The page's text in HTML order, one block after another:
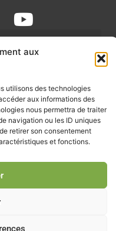
aux
utilisons des technologies
aux informations des
nous permettra de traiter
navigation ou les ID uniques
retirer son consentement
et fonctions.
Y
o
u
u
b
e
LA FILIÈRE
nos offres de stages et
d'info
- Tous droits